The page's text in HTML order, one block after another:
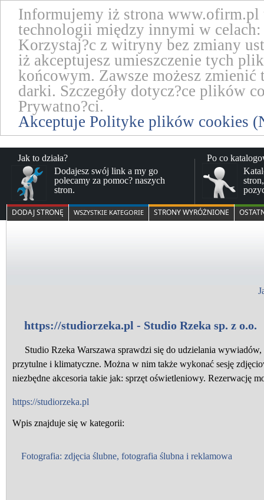
Informujemy iż strona
technologii między innymi w celach:
Korzystaj?c z witryny bez zmiany
iż akceptujesz umieszczenie tych
końcowym. Zawsze możesz
darki. Szczegóły dotycz?ce plików
Prywatno?ci.
Akceptuje Polityke plików cookies
Jak to działa?
Dodajesz swój link a my go
polecamy za pomoc? naszych
stron.
Po co
DODAJ STRONĘ WSZYSTKIE KATEGORIE STRONY WYRÓŻNIONE
https://studiorzeka.pl - Studio Rzeka sp. z o.o.
Studio Rzeka Warszawa sprawdzi się do udzielania
przytulne i klimatyczne. Można w nim także wykonać sesję
niezbędne akcesoria takie jak: sprzęt oświetleniowy. Rezerwację
https://studiorzeka.pl
Wpis znajduje się w kategorii:
Fotografia: zdjęcia ślubne, fotografia ślubna i reklamowa